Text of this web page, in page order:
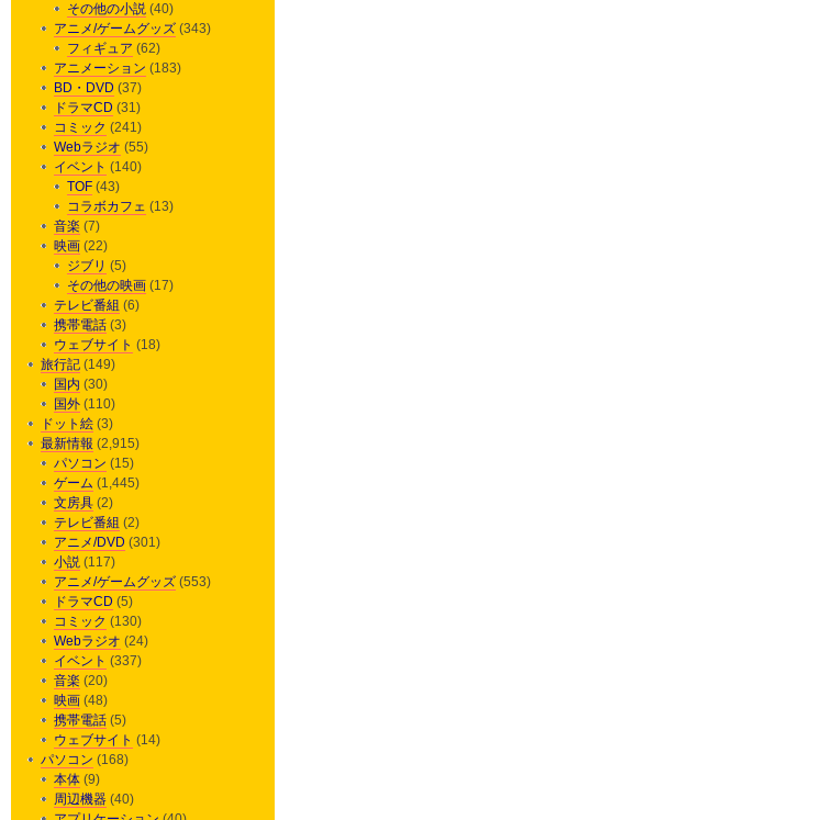
その他の小説 (40)
アニメ/ゲームグッズ (343)
フィギュア (62)
アニメーション (183)
BD・DVD (37)
ドラマCD (31)
コミック (241)
Webラジオ (55)
イベント (140)
TOF (43)
コラボカフェ (13)
音楽 (7)
映画 (22)
ジブリ (5)
その他の映画 (17)
テレビ番組 (6)
携帯電話 (3)
ウェブサイト (18)
旅行記 (149)
国内 (30)
国外 (110)
ドット絵 (3)
最新情報 (2,915)
パソコン (15)
ゲーム (1,445)
文房具 (2)
テレビ番組 (2)
アニメ/DVD (301)
小説 (117)
アニメ/ゲームグッズ (553)
ドラマCD (5)
コミック (130)
Webラジオ (24)
イベント (337)
音楽 (20)
映画 (48)
携帯電話 (5)
ウェブサイト (14)
パソコン (168)
本体 (9)
周辺機器 (40)